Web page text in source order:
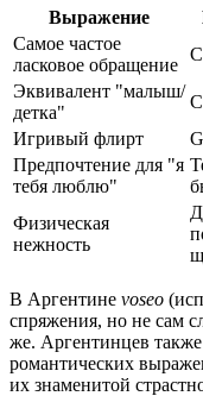
Выражение
Самое частое
ласковое обращение
Эквивалент "малыш/
детка"
Игривый флирт
Предпочтение для "я
тебя люблю"
Физическая
нежность
В Аргентине voseo
спряжения, но не сам
же. Аргентинцев
романтических
их знаменитой